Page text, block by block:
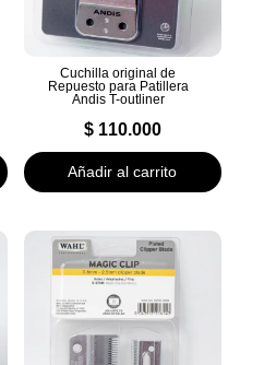
Cuchilla original de
Repuesto para Patillera
Andis T-outliner
$110.000
Añadir al carrito